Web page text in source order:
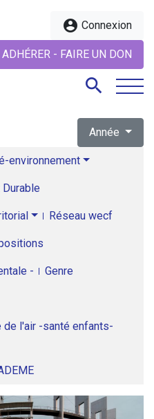
account_circle Connexion
ADHÉRER - FAIRE UN DON
search
Année
environnement
Réseau wecf
- Genre
de l'air -santé enfants-